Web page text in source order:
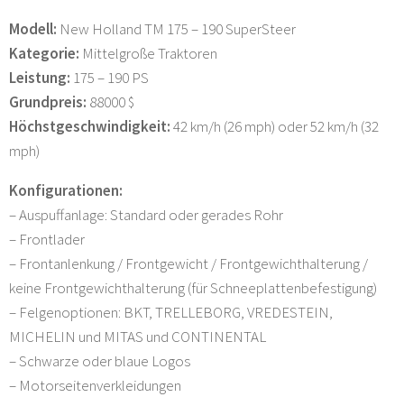
Modell: New Holland TM 175 – 190 SuperSteer
Kategorie: Mittelgroße Traktoren
Leistung: 175 – 190 PS
Grundpreis: 88000 $
Höchstgeschwindigkeit:42 km/h (26 mph) oder 52 km/h (32
mph)
Konfigurationen:
– Auspuffanlage: Standard oder gerades Rohr
– Frontlader
– Frontanlenkung / Frontgewicht / Frontgewichthalterung /
keine Frontgewichthalterung (für Schneeplattenbefestigung)
– Felgenoptionen: BKT, TRELLEBORG, VREDESTEIN,
MICHELIN und MITAS und CONTINENTAL
– Schwarze oder blaue Logos
– Motorseitenverkleidungen